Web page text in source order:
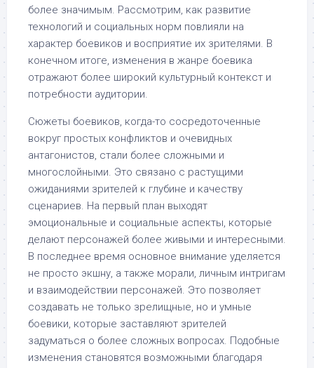
более значимым. Рассмотрим, как развитие
технологий и социальных норм повлияли на
характер боевиков и восприятие их зрителями. В
конечном итоге, изменения в жанре боевика
отражают более широкий культурный контекст и
потребности аудитории.
Сюжеты боевиков, когда-то сосредоточенные
вокруг простых конфликтов и очевидных
антагонистов, стали более сложными и
многослойными. Это связано с растущими
ожиданиями зрителей к глубине и качеству
сценариев. На первый план выходят
эмоциональные и социальные аспекты, которые
делают персонажей более живыми и интересными.
В последнее время основное внимание уделяется
не просто экшну, а также морали, личным интригам
и взаимодействии персонажей. Это позволяет
создавать не только зрелищные, но и умные
боевики, которые заставляют зрителей
задуматься о более сложных вопросах. Подобные
изменения становятся возможными благодаря